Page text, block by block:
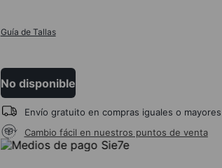
Guía de Tallas
No disponible
Envío gratuito en compras iguales o
Cambio fácil en nuestros puntos de venta